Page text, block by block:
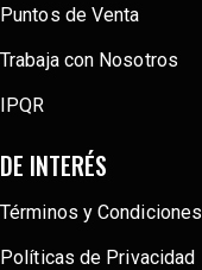
Puntos de Venta
Trabaja con Nosotros
IPQR
DE INTERÉS
Términos y Condiciones
Políticas de Privacidad